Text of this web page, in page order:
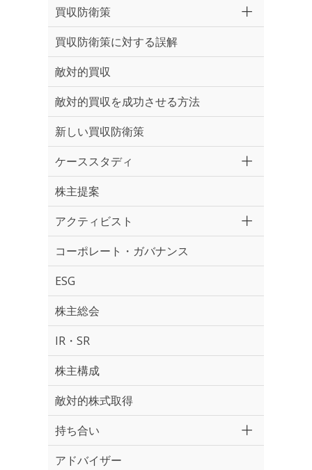
買収防衛策
買収防衛策に対する誤解
敵対的買収
敵対的買収を成功させる方法
新しい買収防衛策
ケーススタディ
株主提案
アクティビスト
コーポレート・ガバナンス
ESG
株主総会
IR・SR
株主構成
敵対的株式取得
持ち合い
アドバイザー